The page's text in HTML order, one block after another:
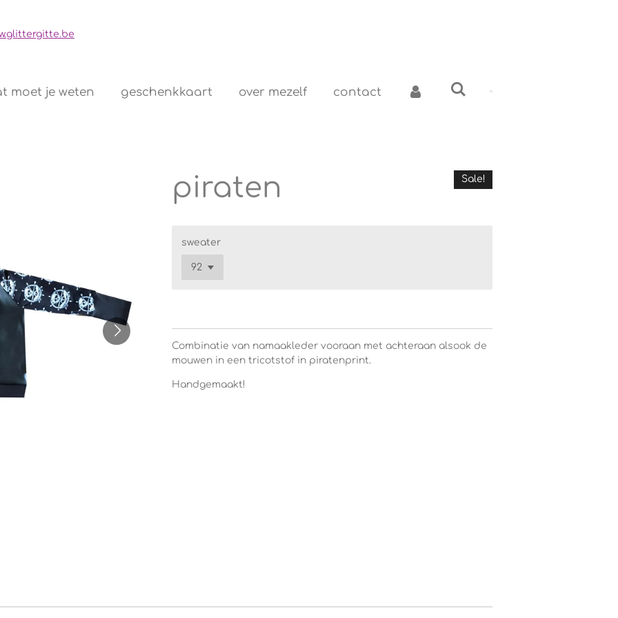
moet je weten geschenkkaart over mezelf contact
piraten Sale!
sweater
Combinatie van namaakleder vooraan met achteraan alsook de
mouwen in een tricotstof in piratenprint.
Handgemaakt!